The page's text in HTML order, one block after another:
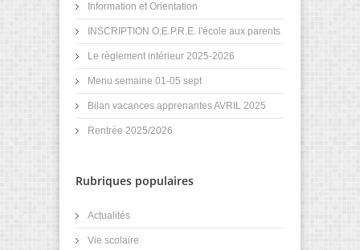
Information et Orientation
INSCRIPTION O.E.P.R.E. l'école aux parents
Le règlement intérieur 2025-2026
Menu semaine 01-05 sept
Bilan vacances apprenantes AVRIL 2025
Rentrée 2025/2026
Rubriques populaires
Actualités
Vie scolaire